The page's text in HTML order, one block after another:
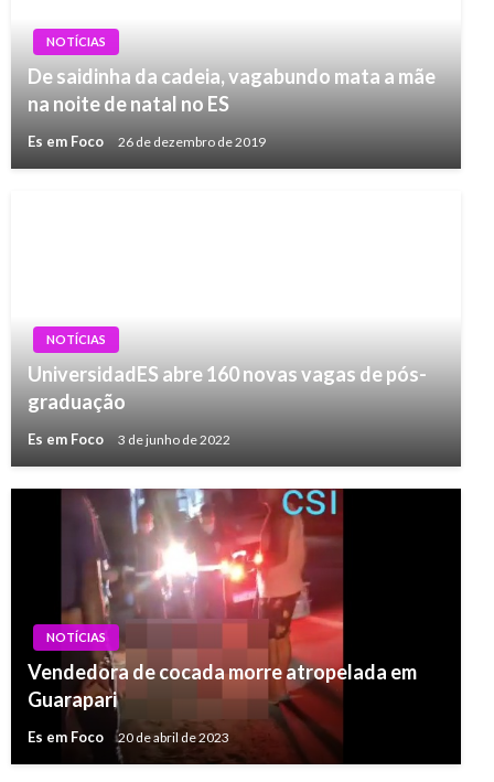
NOTÍCIAS
De saidinha da cadeia, vagabundo mata a mãe
na noite de natal no ES
Es em Foco 26 de dezembro de 2019
NOTÍCIAS
UniversidadES abre 160 novas vagas de pós-
graduação
Es em Foco 3 de junho de 2022
NOTÍCIAS
Vendedora de cocada morre atropelada em
Guarapari
Es em Foco 20 de abril de 2023